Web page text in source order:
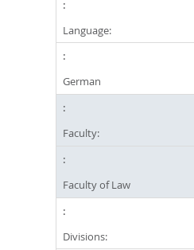
Language:
German
Faculty:
Faculty of Law
Divisions: